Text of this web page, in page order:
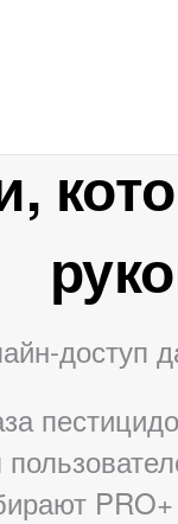
доступ
PRO+